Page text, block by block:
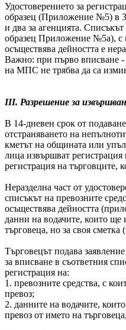
Удостоверението за
образец (Приложение №5) в 3
и два за агенцията.
образец Приложение №5а), с
осъществява дейността е
Важно: при първо вписване -
на МПС не трябва да са
III. Разрешение за
В 14-дневен срок от
отстраняването на
кметът на общината или
лица извършват регистрация
регистрация на търговците,
Неразделна част от
списъкът на превозните
осъществява дейността
данни на водачите, които ще
търговеца, но за своя
Търговецът подава
за вписване в съответния
регистрация на:
1. превозните средства, с
превоз;
2. данните на водачите,
превоз от името на